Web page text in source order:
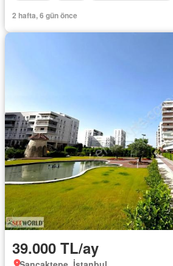
2 hafta, 6 gün önce
39.000 TL/ay